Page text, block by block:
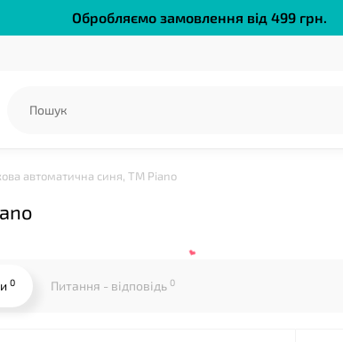
Обробляємо замовлення від 499 грн.
автоматична синя, ТМ Piano
0 Питання - відповідь 0